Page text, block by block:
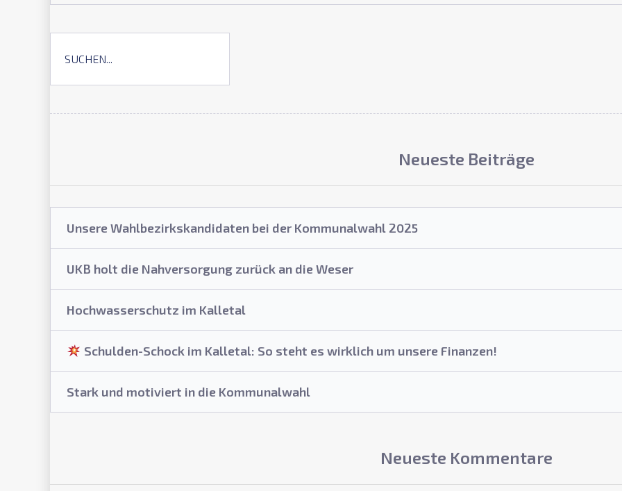
Neueste Beiträge
Unsere Wahlbezirkskandidaten bei der Kommunalwahl 2025
UKB holt die Nahversorgung zurück an die Weser
Hochwasserschutz im Kalletal
Schulden-Schock im Kalletal: So steht es wirklich um unsere Finanzen!
Stark und motiviert in die Kommunalwahl
Neueste Kommentare